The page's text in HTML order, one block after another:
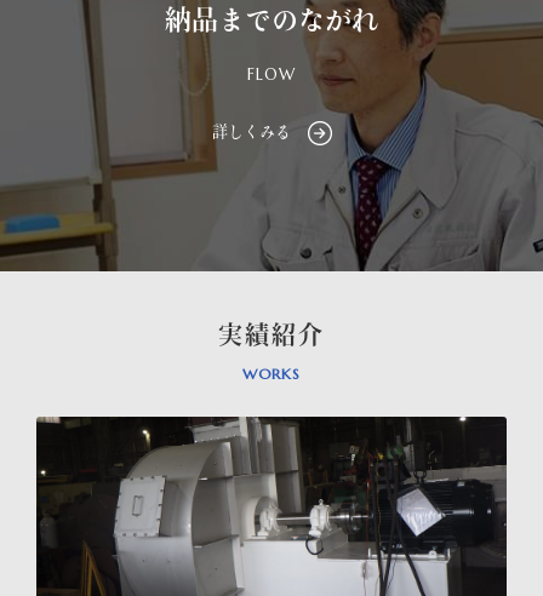
納品までのながれ
FLOW
詳しくみる
実績紹介
WORKS